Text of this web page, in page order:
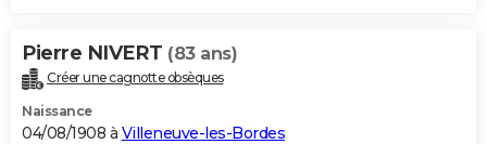
Pierre NIVERT (83 ans)
Créer une cagnotte obsèques
Naissance
04/08/1908 à Villeneuve-les-Bordes